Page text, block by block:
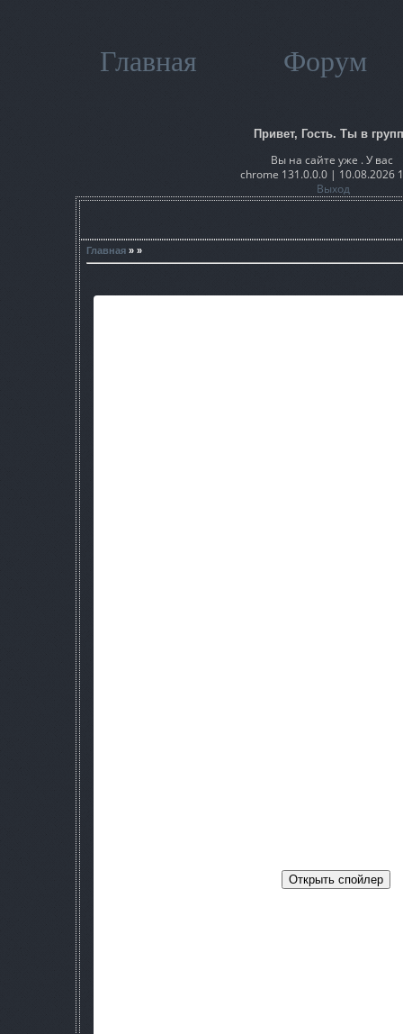
Главная Форум
Привет, Гость. Ты в
Вы на сайте уже . У вас
chrome 131.0.0.0 | 10.08.2026
Выход
Главная » »